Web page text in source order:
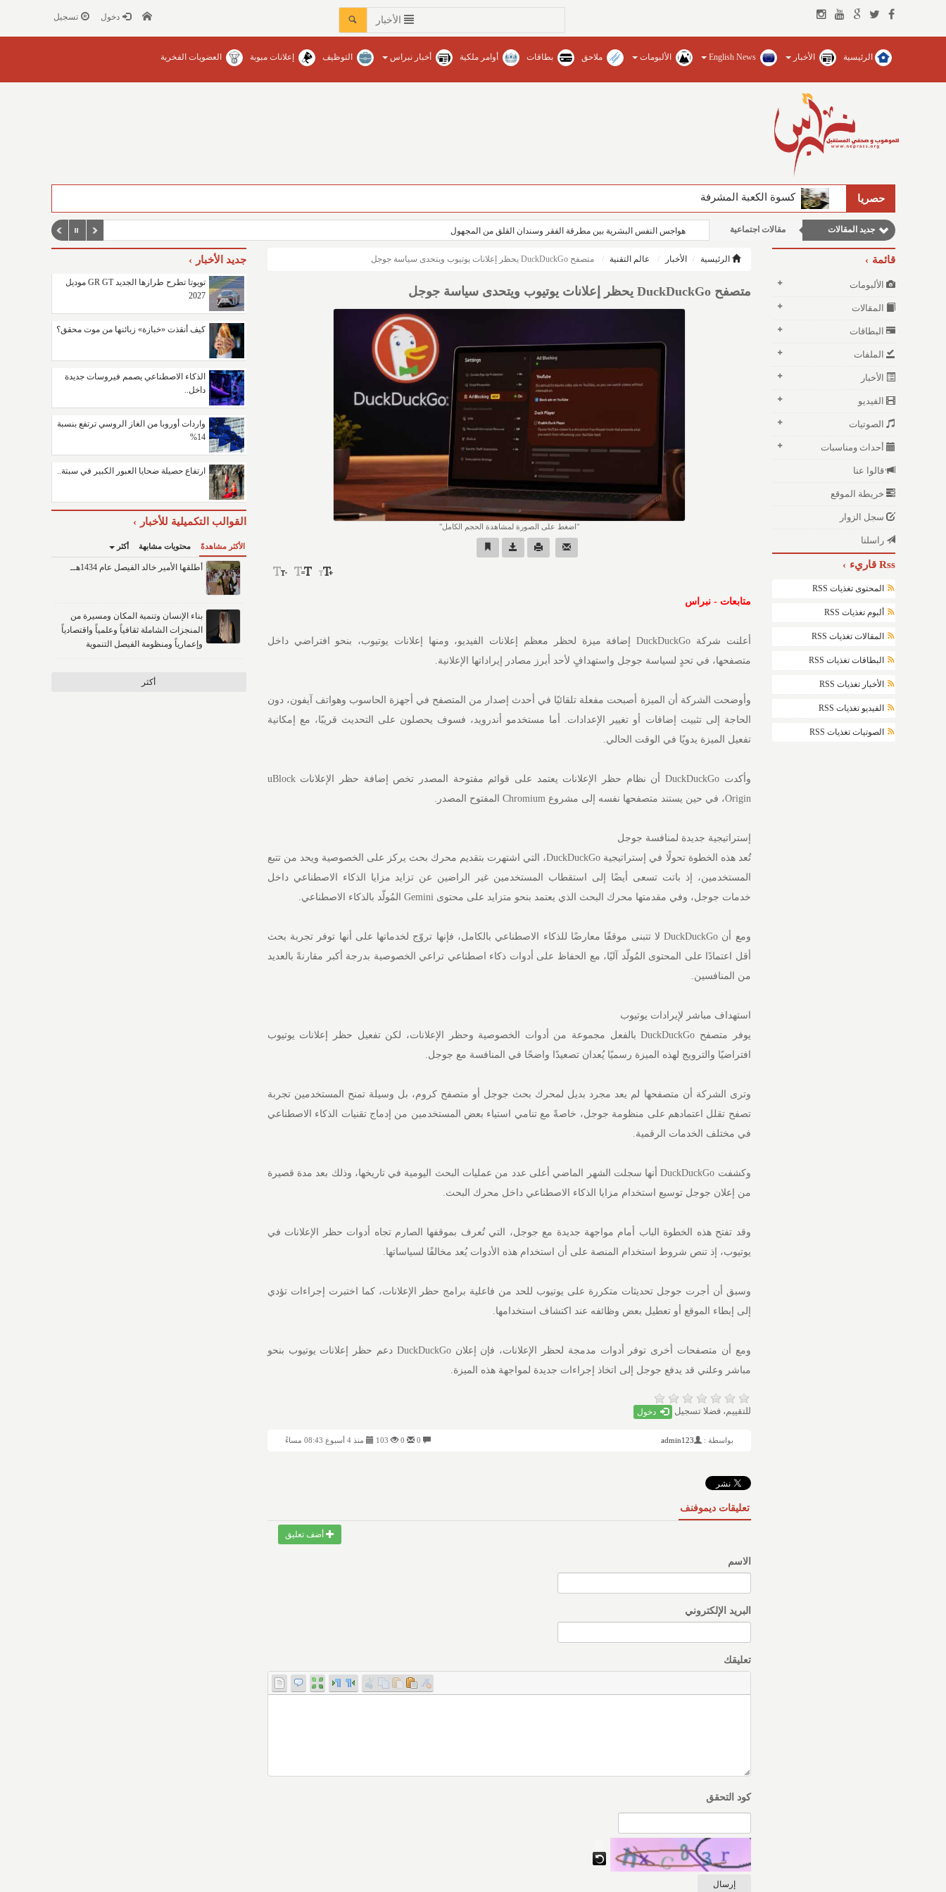
الأخبار دخول تسجيل
الرئيسية الأخبار English News الألبومات ملاحق بطاقات أوامر ملكية أخبار نبراس التوظيف إعلانات مبوبة العضويات الفخرية
حصريا كسوة الكعبة المشرفة
الفيصل يضخ المياه العذبة ويؤسس للجامعات في محافظات المنطقة‏ / نبراس - إنتصار عبدالله
جديد المقالات
مقالات علمية
مقالات اجتماعية
نوافذ الثقافة و الأدب
هواجس النفس البشرية بين مطرقة الفقر وسندان القلق من المجهول
قائمة
الألبومات
المقالات
البطاقات
الملفات
الأخبار
الفيديو
الصوتيات
أحداث ومناسبات
قالوا عنا
خريطة الموقع
سجل الزوار
راسلنا
Rss قاريء
المحتوى تغذيات RSS
ألبوم تغذيات RSS
المقالات تغذيات RSS
البطاقات تغذيات RSS
الأخبار تغذيات RSS
الفيديو تغذيات RSS
الصوتيات تغذيات RSS
الرئيسية الأخبار عالم التقنية متصفح DuckDuckGo يحظر إعلانات يوتيوب ويتحدى سياسة جوجل
متصفح DuckDuckGo يحظر إعلانات يوتيوب ويتحدى سياسة جوجل
اضغط على الصورة لمشاهدة الحجم الكامل
متابعات - نبراس
أعلنت شركة DuckDuckGo إضافة ميزة لحظر معظم إعلانات الفيديو، ومنها إعلانات يوتيوب، بنحو افتراضي داخل
متصفحها، في تحدٍ لسياسة جوجل واستهدافٍ لأحد أبرز مصادر إيراداتها الإعلانية.
وأوضحت الشركة أن الميزة أصبحت مفعلة تلقائيًا في أحدث إصدار من المتصفح في أجهزة الحاسوب وهواتف آيفون، دون
الحاجة إلى تثبيت إضافات أو تغيير الإعدادات. أما مستخدمو أندرويد، فسوف يحصلون على التحديث قريبًا، مع إمكانية
تفعيل الميزة يدويًا في الوقت الحالي.
وأكدت DuckDuckGo أن نظام حظر الإعلانات يعتمد على قوائم مفتوحة المصدر تخص إضافة حظر الإعلانات uBlock
Origin، في حين يستند متصفحها نفسه إلى مشروع Chromium المفتوح المصدر.
إستراتيجية جديدة لمنافسة جوجل
تُعد هذه الخطوة تحولًا في إستراتيجية DuckDuckGo، التي اشتهرت بتقديم محرك بحث يركز على الخصوصية ويحد من تتبع
المستخدمين، إذ باتت تسعى أيضًا إلى استقطاب المستخدمين غير الراضين عن تزايد مزايا الذكاء الاصطناعي داخل
خدمات جوجل، وفي مقدمتها محرك البحث الذي يعتمد بنحو متزايد على محتوى Gemini المُولّد بالذكاء الاصطناعي.
ومع أن DuckDuckGo لا تتبنى موقفًا معارضًا للذكاء الاصطناعي بالكامل، فإنها تروّج لخدماتها على أنها توفر تجربة بحث
أقل اعتمادًا على المحتوى المُولّد آليًا، مع الحفاظ على أدوات ذكاء اصطناعي تراعي الخصوصية بدرجة أكبر مقارنةً بالعديد
من المنافسين.
استهداف مباشر لإيرادات يوتيوب
يوفر متصفح DuckDuckGo بالفعل مجموعة من أدوات الخصوصية وحظر الإعلانات، لكن تفعيل حظر إعلانات يوتيوب
افتراضيًا والترويج لهذه الميزة رسميًا يُعدان تصعيدًا واضحًا في المنافسة مع جوجل.
وترى الشركة أن متصفحها لم يعد مجرد بديل لمحرك بحث جوجل أو متصفح كروم، بل وسيلة تمنح المستخدمين تجربة
تصفح تقلل اعتمادهم على منظومة جوجل، خاصةً مع تنامي استياء بعض المستخدمين من إدماج تقنيات الذكاء الاصطناعي
في مختلف الخدمات الرقمية.
وكشفت DuckDuckGo أنها سجلت الشهر الماضي أعلى عدد من عمليات البحث اليومية في تاريخها، وذلك بعد مدة قصيرة
من إعلان جوجل توسيع استخدام مزايا الذكاء الاصطناعي داخل محرك البحث.
وقد تفتح هذه الخطوة الباب أمام مواجهة جديدة مع جوجل، التي تُعرف بموقفها الصارم تجاه أدوات حظر الإعلانات في
يوتيوب، إذ تنص شروط استخدام المنصة على أن استخدام هذه الأدوات يُعد مخالفًا لسياساتها.
وسبق أن أجرت جوجل تحديثات متكررة على يوتيوب للحد من فاعلية برامج حظر الإعلانات، كما اختبرت إجراءات تؤدي
إلى إبطاء الموقع أو تعطيل بعض وظائفه عند اكتشاف استخدامها.
ومع أن متصفحات أخرى توفر أدوات مدمجة لحظر الإعلانات، فإن إعلان DuckDuckGo دعم حظر إعلانات يوتيوب بنحو
مباشر وعلني قد يدفع جوجل إلى اتخاذ إجراءات جديدة لمواجهة هذه الميزة.
للتقييم، فضلا تسجيل دخول
بواسطة : admin123
103 منذ 4 أسبوع 08:43 مساءً
تعليقات ديموفنف
أضف تعليق
الاسم
البريد الإلكتروني
تعليقك
كود التحقق
جديد الأخبار
تويوتا تطرح طرازها الجديد GR GT موديل
2027
كيف أنقذت «خبازة» زبائنها من موت محقق؟
الذكاء الاصطناعي يصمم فيروسات جديدة
داخل..
واردات أوروبا من الغاز الروسي ترتفع بنسبة
14%
ارتفاع حصيلة ضحايا العبور الكبير في سبتة..
القوالب التكميلية للأخبار
الأكثر مشاهدةً محتويات مشابهة أكثر
أطلقها الأمير خالد الفيصل عام 1434هــ
بناء الإنسان وتنمية المكان ومسيرة من
المنجزات الشاملة ثقافياً وعلمياً واقتصادياً
وإعمارياً ومنظومة الفيصل التنموية
أكثر